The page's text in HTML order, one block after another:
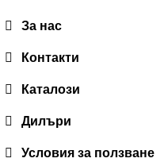
За нас
Контакти
Каталози
Дилъри
Условия за ползване